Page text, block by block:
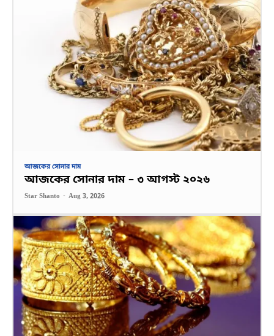
আজকের সোনার দাম
আজকের সোনার দাম – ৩ আগস্ট ২০২৬
Star Shanto - Aug 3, 2026